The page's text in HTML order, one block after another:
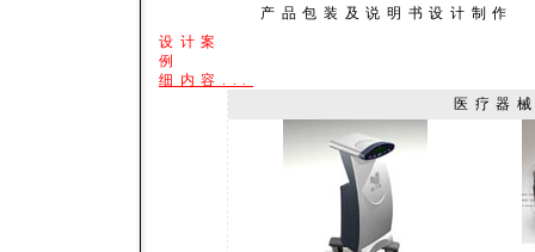
产品包装及说明书设计制作
设计案
例
细内容...
医疗器